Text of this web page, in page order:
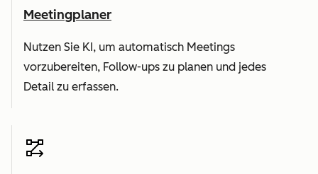
Meetingplaner
Nutzen Sie KI, um automatisch Meetings
vorzubereiten, Follow-ups zu planen und jedes
Detail zu erfassen.